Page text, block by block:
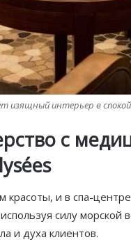
изящный интерьер в
с
красоты, и в спа-
силу морской
и духа клиентов.